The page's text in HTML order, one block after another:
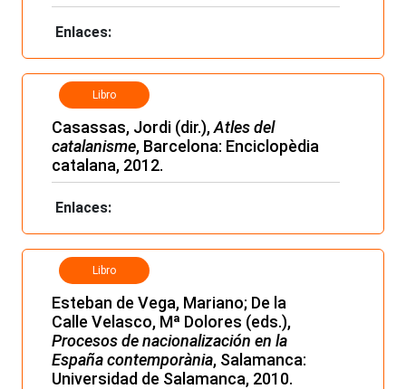
Enlaces:
Libro
Casassas, Jordi (dir.),Atles del
catalanisme, Barcelona: Enciclopèdia
catalana, 2012.
Enlaces:
Libro
Esteban de Vega, Mariano; De la
Calle Velasco, Mª Dolores (eds.),
Procesos de nacionalización en la
España contemporània, Salamanca:
Universidad de Salamanca, 2010.